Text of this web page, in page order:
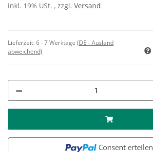
inkl. 19% USt. , zzgl. Versand
Lieferzeit:6 - 7 Werktage (DE - Ausland
abweichend)
Consent erteilen